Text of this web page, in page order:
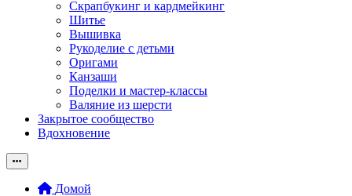
Скрапбукинг и кардмейкинг
Шитье
Вышивка
Рукоделие с детьми
Оригами
Канзаши
Поделки и мастер-классы
Валяние из шерсти
Закрытое сообщество
Вдохновение
Домой